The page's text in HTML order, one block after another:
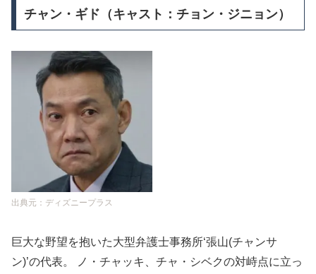
チャン・ギド（キャスト：チョン・ジニョン）
出典元：ディズニープラス
巨大な野望を抱いた大型弁護士事務所‘張山(チャンサ
ン)’の代表。 ノ・チャッキ、チャ・シベクの対峙点に立っ